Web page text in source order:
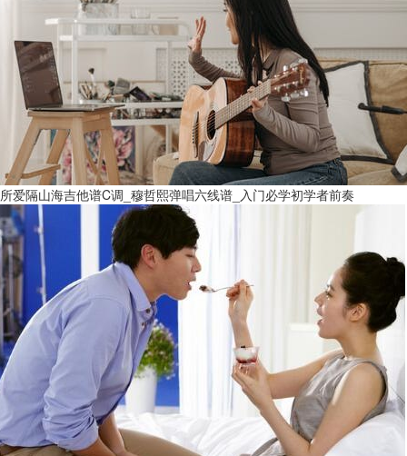
所爱隔山海吉他谱C调_穆哲熙弹唱六线谱_入门必学初学者前奏